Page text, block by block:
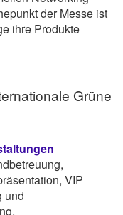
der Messe ist
ihre Produkte
Grüne
VIP
und